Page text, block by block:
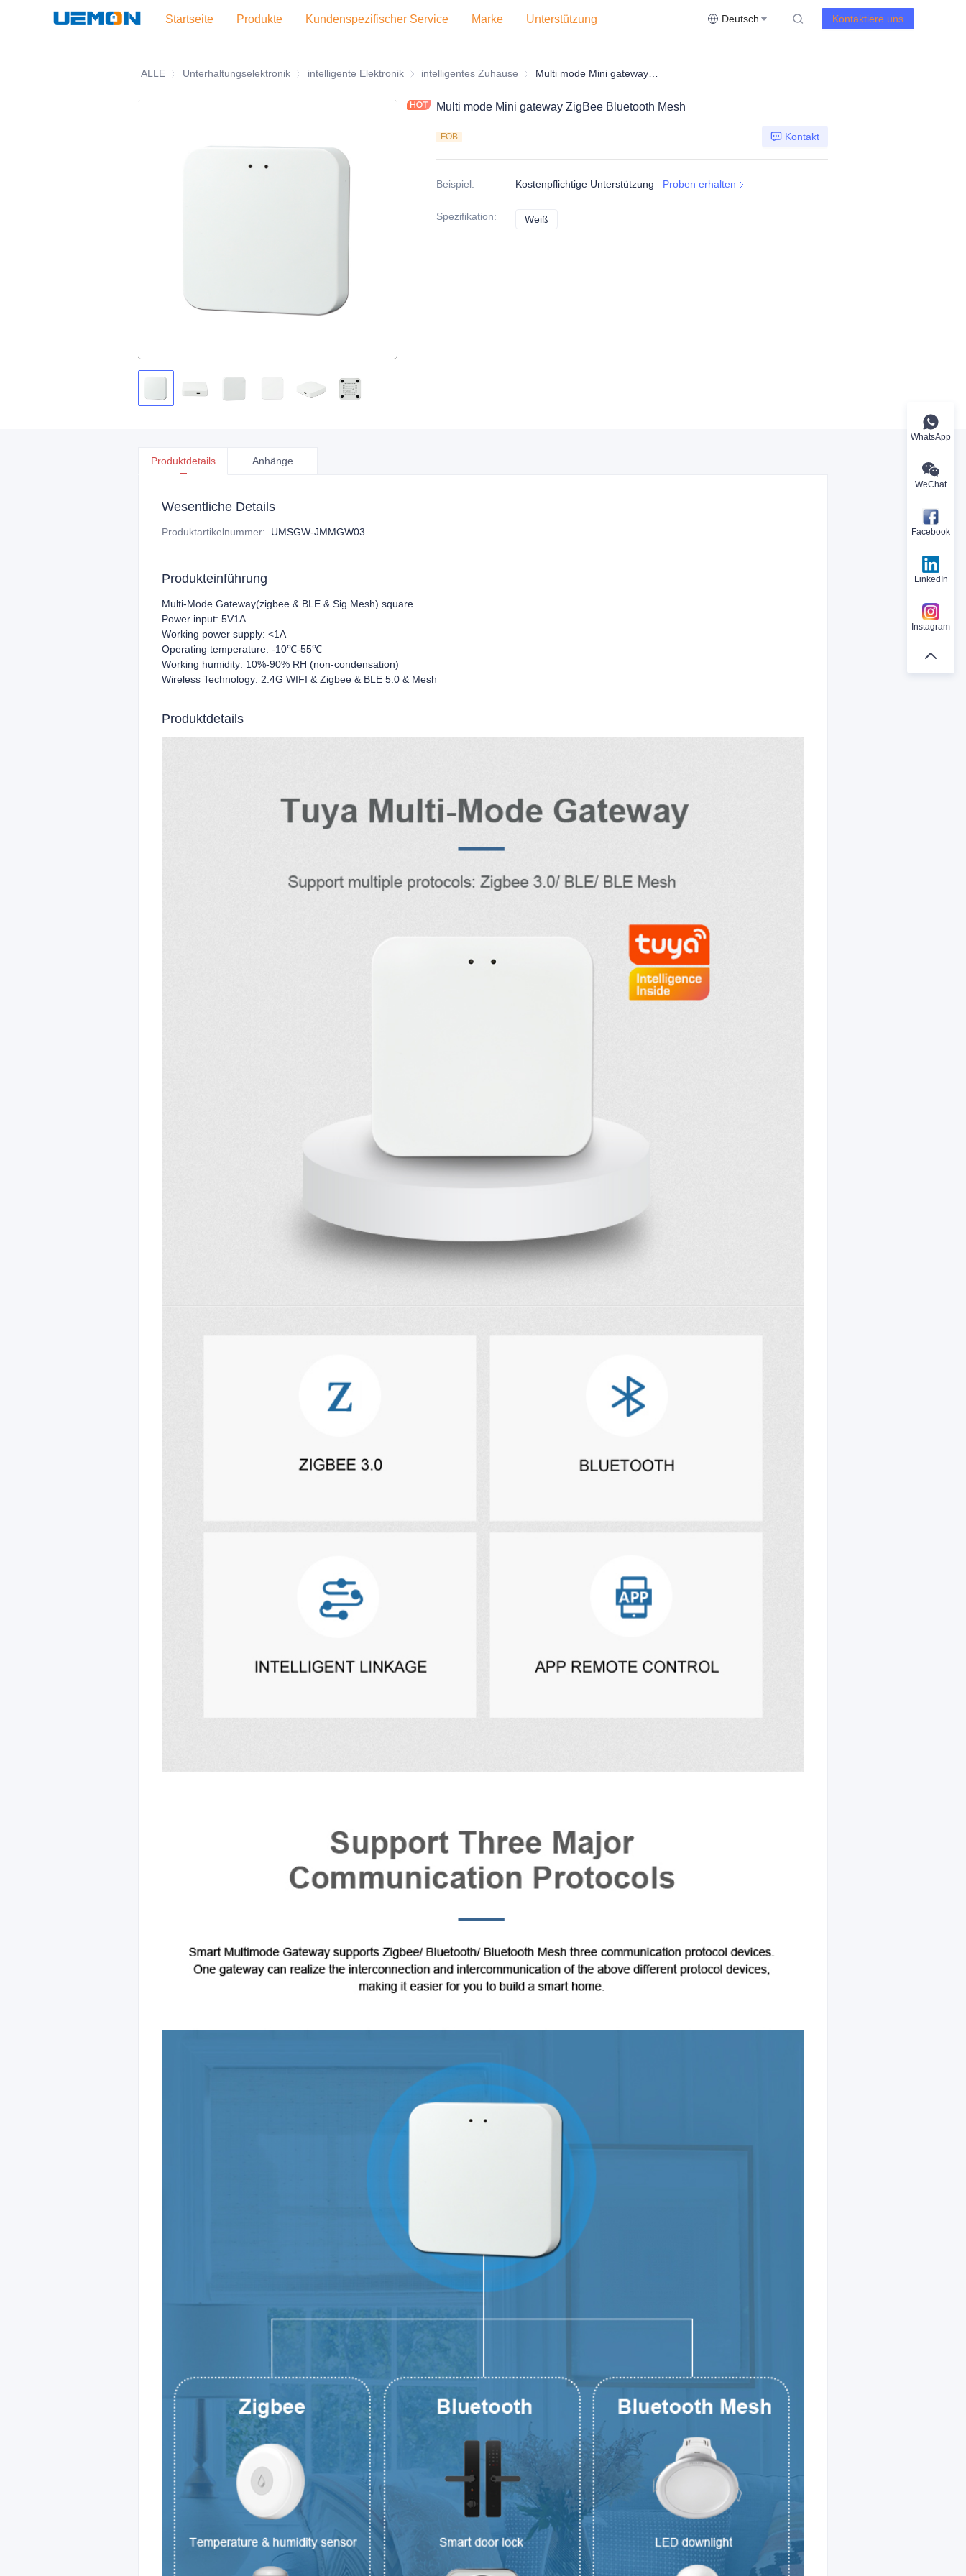
Startseite Produkte Kundenspezifischer Service Marke Unterstützung Deutsch Kontaktiere uns
ALLE Unterhaltungselektronik Unterhaltungselektronik
intelligente Elektronik intelligente Elektronik
intelligentes Zuhause intelligentes Zuhause
Multi mode Mini gateway ZigBee Bluetooth Mesh
FOB Kontakt
Beispiel: Kostenpflichtige Unterstützung Proben erhalten
Spezifikation: Weiß
Produktdetails Anhänge
Wesentliche Details
Produktartikelnummer: UMSGW-JMMGW03
Produkteinführung
Multi-Mode Gateway(zigbee & BLE & Sig Mesh) square
Power input: 5V1A
Working power supply: <1A
Operating temperature: -10℃-55℃
Working humidity: 10%-90% RH (non-condensation)
Wireless Technology: 2.4G WIFI & Zigbee & BLE 5.0 & Mesh
Produktdetails
WhatsApp
WeChat
Facebook
LinkedIn
Instagram